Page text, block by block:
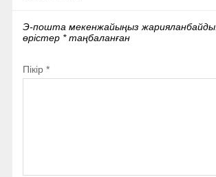
Э-пошта мекенжайыңыз жарияланбайды.
өрістер *таңбаланған
Пікір *